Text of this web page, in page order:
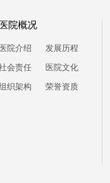
医院概况
医院介绍
发展历程
会责任
医院文化
织架构
荣誉资质